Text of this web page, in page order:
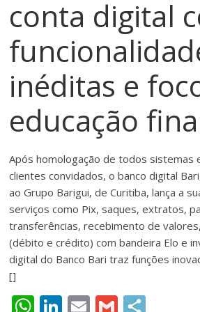
meios
de
pagamentos
conta digital
inéditas e
educação
Após homologação de todos sistemas
clientes convidados, o banco digital
ao Grupo Barigui, de Curitiba, lança a
serviços como Pix, saques, extratos,
transferências, recebimento de
(débito e crédito) com bandeira Elo e
digital do Banco Bari traz funções
[]